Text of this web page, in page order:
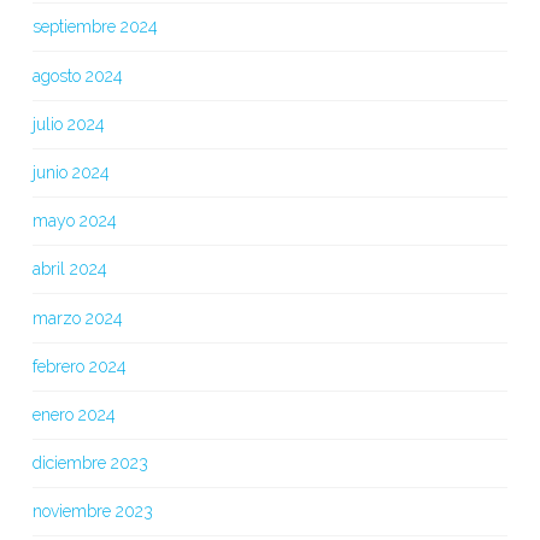
septiembre 2024
agosto 2024
julio 2024
junio 2024
mayo 2024
abril 2024
marzo 2024
febrero 2024
enero 2024
diciembre 2023
noviembre 2023